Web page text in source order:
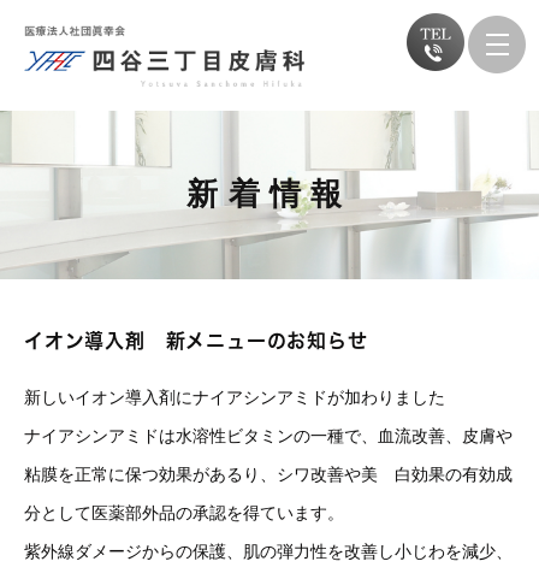
新着情報
イオン導入剤 新メニューのお知らせ
新しいイオン導入剤にナイアシンアミドが加わりました
ナイアシンアミドは水溶性ビタミンの一種で、血流改善、皮膚や
粘膜を正常に保つ効果があるり、シワ改善や美 白効果の有効成
分として医薬部外品の承認を得ています。
紫外線ダメージからの保護、肌の弾力性を改善し小じわを減少、